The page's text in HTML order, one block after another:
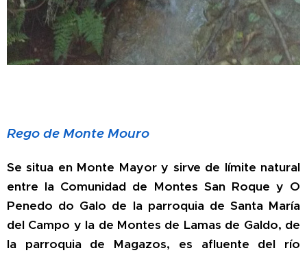
Rego de Monte Mouro
Se situa en Monte Mayor y sirve de límite natural
entre la Comunidad de Montes San Roque y O
Penedo do Galo de la parroquia de Santa María
del Campo y la de Montes de Lamas de Galdo, de
la parroquia de Magazos, es afluente del río